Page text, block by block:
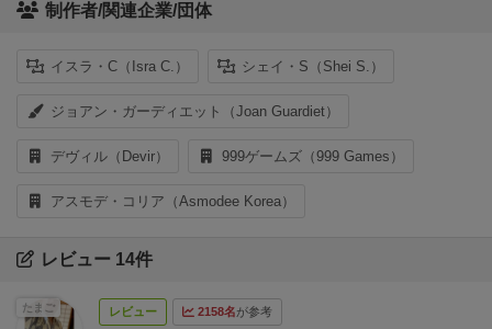
制作者/関連企業/団体
イスラ・C（Isra C.） シェイ・S（Shei S.）
ジョアン・ガーディエット（Joan Guardiet）
デヴィル（Devir） 999ゲームズ（999 Games）
アスモデ・コリア（Asmodee Korea）
レビュー 14件
レビュー 2158名が参考
たまご